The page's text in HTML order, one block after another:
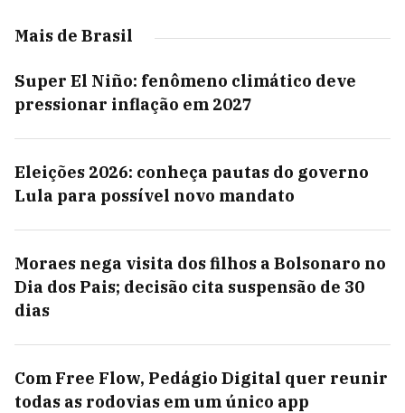
Mais de Brasil
Super El Niño: fenômeno climático deve
pressionar inflação em 2027
Eleições 2026: conheça pautas do governo
Lula para possível novo mandato
Moraes nega visita dos filhos a Bolsonaro no
Dia dos Pais; decisão cita suspensão de 30
dias
Com Free Flow, Pedágio Digital quer reunir
todas as rodovias em um único app